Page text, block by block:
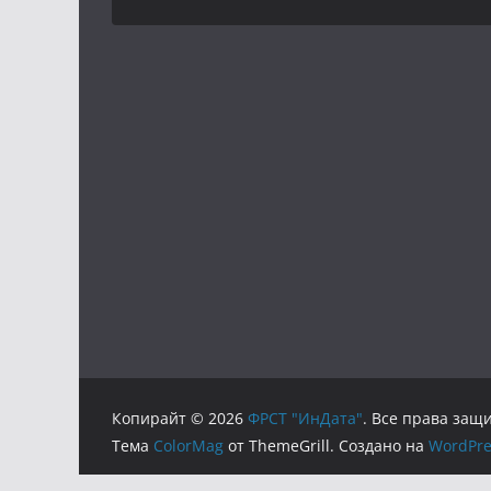
Копирайт © 2026 ФРСТ "ИнДата". Все права
Тема ColorMag от ThemeGrill. Создано на